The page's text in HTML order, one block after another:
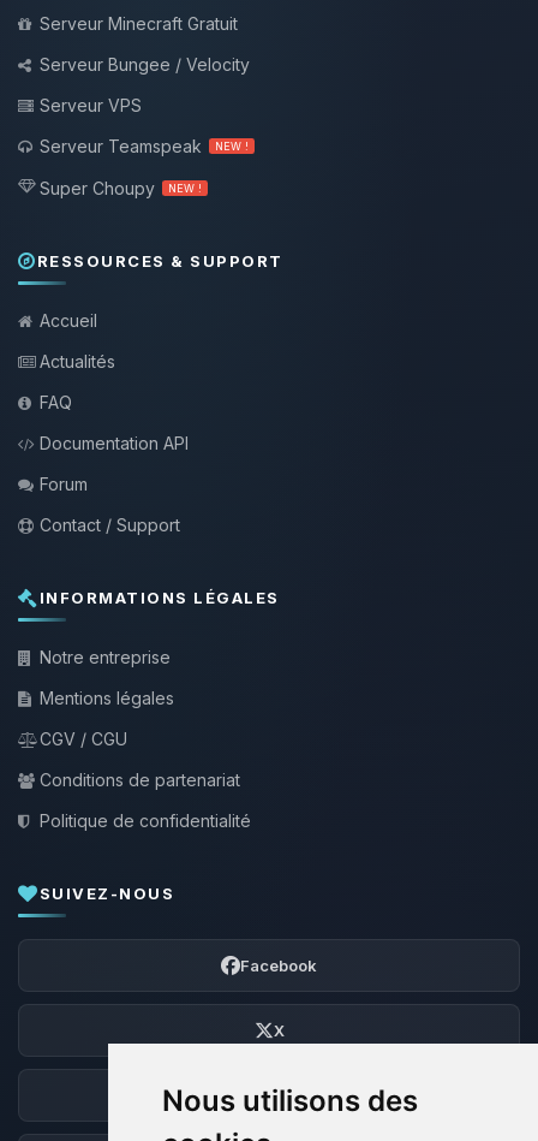
Nous utilisons des
Serveur Minecraft Gratuit
Serveur Bungee / Velocity
Serveur VPS
Serveur Teamspeak
NEW !
Super Choupy NEW !
RESSOURCES & SUPPORT
Accueil
Actualités
FAQ
Documentation API
Forum
Contact / Support
INFORMATIONS LÉGALES
Notre entreprise
Mentions légales
CGV / CGU
Conditions de partenariat
Politique de confidentialité
SUIVEZ-NOUS
Facebook
X
Discord